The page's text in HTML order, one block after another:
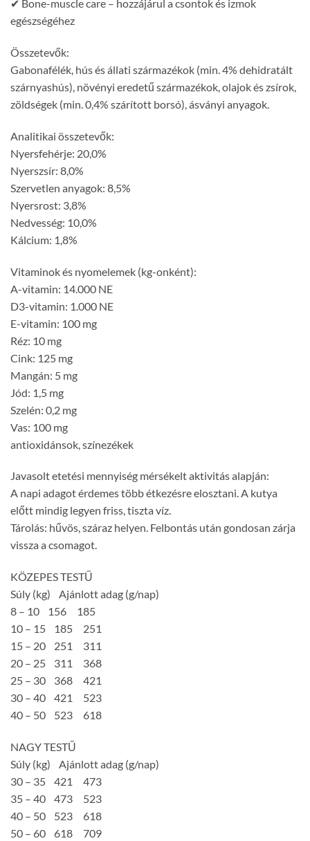
✔ Bone-muscle care – hozzájárul a csontok és izmok
egészségéhez
Összetevők:
Gabonafélék, hús és állati származékok (min. 4% dehidratált
szárnyashús), növényi eredetű származékok, olajok és zsírok,
zöldségek (min. 0,4% szárított borsó), ásványi anyagok.
Analitikai összetevők:
Nyersfehérje: 20,0%
Nyerszsír: 8,0%
Szervetlen anyagok: 8,5%
Nyersrost: 3,8%
Nedvesség: 10,0%
Kálcium: 1,8%
Vitaminok és nyomelemek (kg-onként):
A-vitamin: 14.000 NE
D3-vitamin: 1.000 NE
E-vitamin: 100 mg
Réz: 10 mg
Cink: 125 mg
Mangán: 5 mg
Jód: 1,5 mg
Szelén: 0,2 mg
Vas: 100 mg
antioxidánsok, színezékek
Javasolt etetési mennyiség mérsékelt aktivitás alapján:
A napi adagot érdemes több étkezésre elosztani. A kutya
előtt mindig legyen friss, tiszta víz.
Tárolás: hűvös, száraz helyen. Felbontás után gondosan zárja
vissza a csomagot.
KÖZEPES TESTŰ
Súly (kg) Ajánlott adag (g/nap)
8 – 10 156 185
10 – 15 185 251
15 – 20 251 311
20 – 25 311 368
25 – 30 368 421
30 – 40 421 523
40 – 50 523 618
NAGY TESTŰ
Súly (kg) Ajánlott adag (g/nap)
30 – 35 421 473
35 – 40 473 523
40 – 50 523 618
50 – 60 618 709